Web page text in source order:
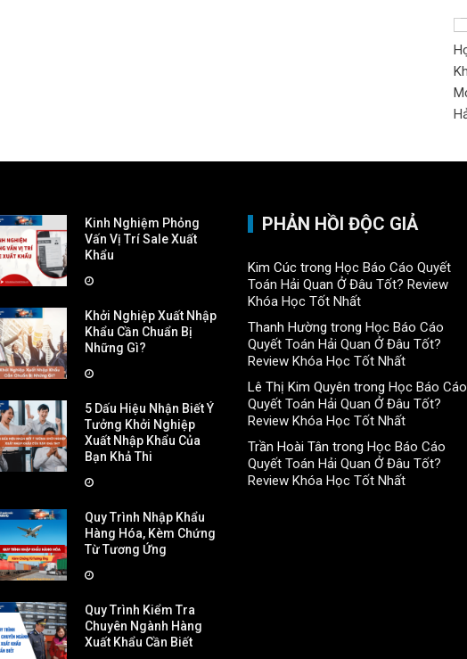
Kinh Nghiệm Phỏng
Vấn Vị Trí Sale Xuất
Khẩu
Khởi Nghiệp Xuất Nhập
Khẩu Cần Chuẩn Bị
Những Gì?
5 Dấu Hiệu Nhận Biết Ý
Tưởng Khởi Nghiệp
Xuất Nhập Khẩu Của
Bạn Khả Thi
Quy Trình Nhập Khẩu
Hàng Hóa, Kèm Chứng
Từ Tương Ứng
Quy Trình Kiểm Tra
Chuyên Ngành Hàng
Xuất Khẩu Cần Biết
PHẢN HỒI ĐỘC GIẢ
Kim Cúc trong Học Báo Cáo Quyết
Toán Hải Quan Ở Đâu Tốt? Review
Khóa Học Tốt Nhất
Thanh Hường trong Học Báo Cáo
Quyết Toán Hải Quan Ở Đâu Tốt?
Review Khóa Học Tốt Nhất
Lê Thị Kim Quyên trong Học Báo Cáo
Quyết Toán Hải Quan Ở Đâu Tốt?
Review Khóa Học Tốt Nhất
Trần Hoài Tân trong Học Báo Cáo
Quyết Toán Hải Quan Ở Đâu Tốt?
Review Khóa Học Tốt Nhất